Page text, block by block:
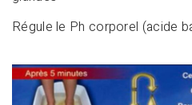
Régule le Ph corporel (acide